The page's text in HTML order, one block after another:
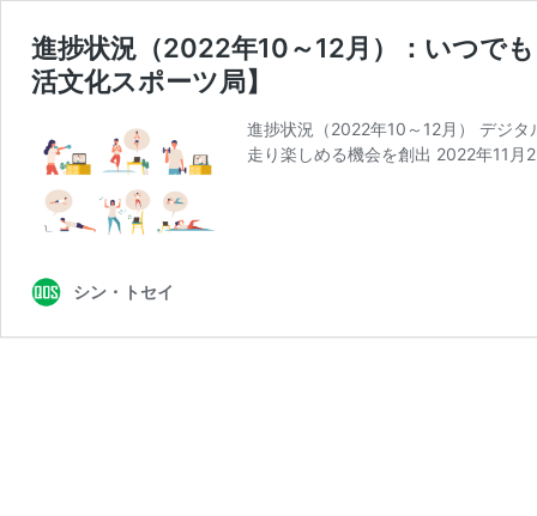
進捗状況（2022年10～12月）：いつで
活文化スポーツ局】
進捗状況（2022年10～12月） デジ
走り楽しめる機会を創出 2022年11
シン・トセイ